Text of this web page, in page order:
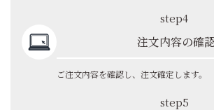
step4
注文内容の確
ご注文内容を確認し、注文確定します。
step5